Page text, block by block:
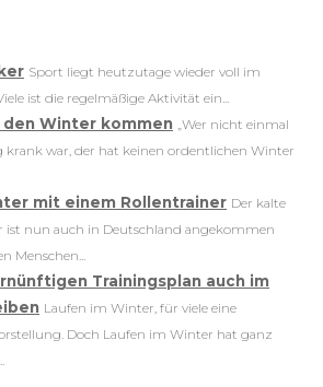
Sport liegt heutzutage wieder voll im
ist die regelmäßige Aktivität ein...
den Winter kommen „Wer nicht einmal
war, der hat keinen ordentlichen Winter
mit einem Rollentrainer Der kalte
ist nun auch in Deutschland angekommen
Menschen...
Trainingsplan auch im
Laufen im Winter, für viele eine
Doch Laufen im Winter hat ganz